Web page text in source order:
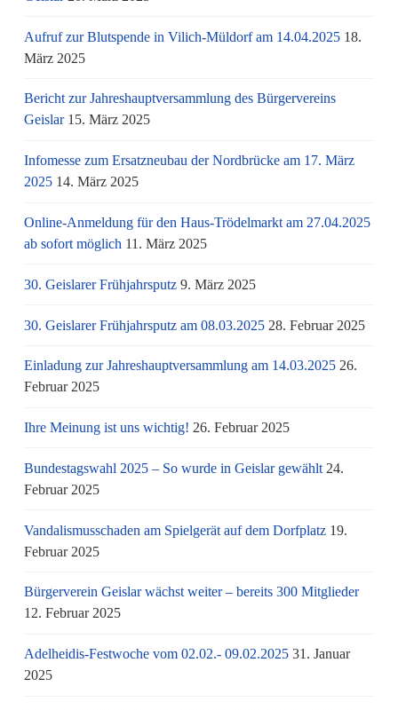
Aufruf zur Blutspende in Vilich-Müldorf am 14.04.2025 18.
März 2025
Bericht zur Jahreshauptversammlung des Bürgervereins
Geislar 15. März 2025
Infomesse zum Ersatzneubau der Nordbrücke am 17. März
2025 14. März 2025
Online-Anmeldung für den Haus-Trödelmarkt am 27.04.2025
ab sofort möglich 11. März 2025
30. Geislarer Frühjahrsputz 9. März 2025
30. Geislarer Frühjahrsputz am 08.03.2025 28. Februar 2025
Einladung zur Jahreshauptversammlung am 14.03.2025 26.
Februar 2025
Ihre Meinung ist uns wichtig! 26. Februar 2025
Bundestagswahl 2025 – So wurde in Geislar gewählt 24.
Februar 2025
Vandalismusschaden am Spielgerät auf dem Dorfplatz 19.
Februar 2025
Bürgerverein Geislar wächst weiter – bereits 300 Mitglieder
12. Februar 2025
Adelheidis-Festwoche vom 02.02.- 09.02.2025 31. Januar
2025